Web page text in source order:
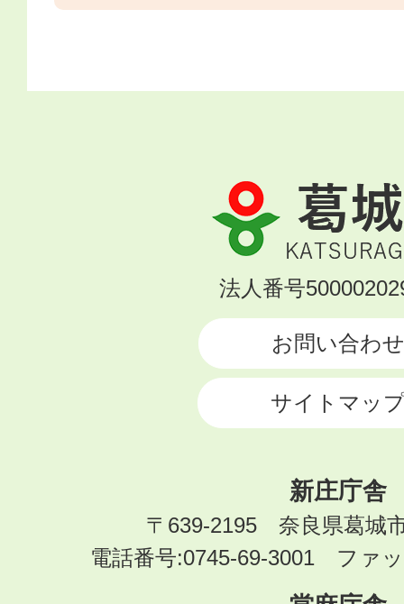
葛
城
市
KATSURAGI
法人番号
お問い合わせ
サイトマッ
新庄庁舎
〒639-2195 奈良県葛城
電話番号:0745-69-3001 ファ